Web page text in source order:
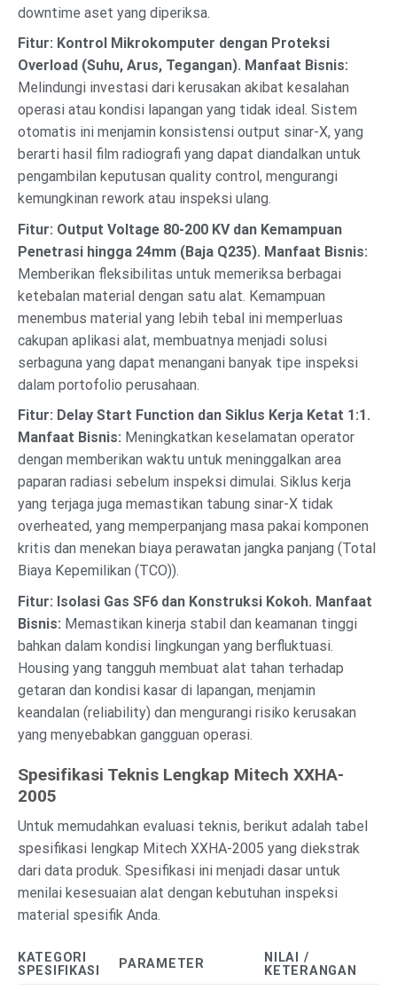
downtime aset yang diperiksa.
Fitur: Kontrol Mikrokomputer dengan Proteksi
Overload (Suhu, Arus, Tegangan). Manfaat Bisnis:
Melindungi investasi dari kerusakan akibat kesalahan
operasi atau kondisi lapangan yang tidak ideal. Sistem
otomatis ini menjamin konsistensi output sinar-X, yang
berarti hasil film radiografi yang dapat diandalkan untuk
pengambilan keputusan quality control, mengurangi
kemungkinan rework atau inspeksi ulang.
Fitur: Output Voltage 80-200 KV dan Kemampuan
Penetrasi hingga 24mm (Baja Q235). Manfaat Bisnis:
Memberikan fleksibilitas untuk memeriksa berbagai
ketebalan material dengan satu alat. Kemampuan
menembus material yang lebih tebal ini memperluas
cakupan aplikasi alat, membuatnya menjadi solusi
serbaguna yang dapat menangani banyak tipe inspeksi
dalam portofolio perusahaan.
Fitur: Delay Start Function dan Siklus Kerja Ketat 1:1.
Manfaat Bisnis: Meningkatkan keselamatan operator
dengan memberikan waktu untuk meninggalkan area
paparan radiasi sebelum inspeksi dimulai. Siklus kerja
yang terjaga juga memastikan tabung sinar-X tidak
overheated, yang memperpanjang masa pakai komponen
kritis dan menekan biaya perawatan jangka panjang (Total
Biaya Kepemilikan (TCO)).
Fitur: Isolasi Gas SF6 dan Konstruksi Kokoh. Manfaat
Bisnis: Memastikan kinerja stabil dan keamanan tinggi
bahkan dalam kondisi lingkungan yang berfluktuasi.
Housing yang tangguh membuat alat tahan terhadap
getaran dan kondisi kasar di lapangan, menjamin
keandalan (reliability) dan mengurangi risiko kerusakan
yang menyebabkan gangguan operasi.
Spesifikasi Teknis Lengkap Mitech XXHA-
2005
Untuk memudahkan evaluasi teknis, berikut adalah tabel
spesifikasi lengkap Mitech XXHA-2005 yang diekstrak
dari data produk. Spesifikasi ini menjadi dasar untuk
menilai kesesuaian alat dengan kebutuhan inspeksi
material spesifik Anda.
KATEGORI
SPESIFIKASI
PARAMETER
NILAI /
KETERANGAN